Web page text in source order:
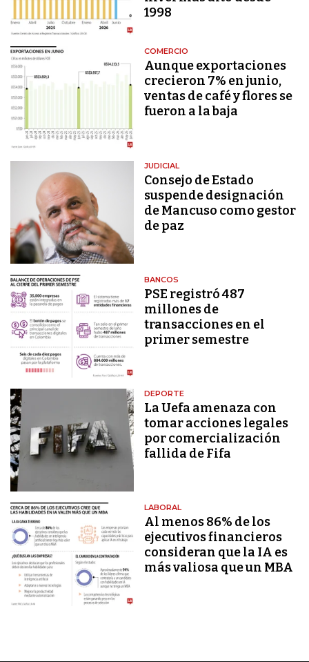
1998
COMERCIO
Aunque exportaciones
crecieron 7% en junio,
ventas de café y flores se
fueron a la baja
JUDICIAL
Consejo de Estado
suspende designación
de Mancuso como gestor
de paz
BANCOS
PSE registró 487
millones de
transacciones en el
primer semestre
DEPORTE
La Uefa amenaza con
tomar acciones legales
por comercialización
fallida de Fifa
LABORAL
Al menos 86% de los
ejecutivos financieros
consideran que la IA es
más valiosa que un MBA